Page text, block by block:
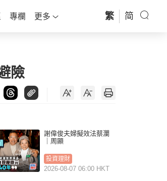
專欄 更多 繁 简
險
謝偉俊夫婦擬效法蔡瀾
｜周顯
投資理財
2026-08-07 06:00 HKT